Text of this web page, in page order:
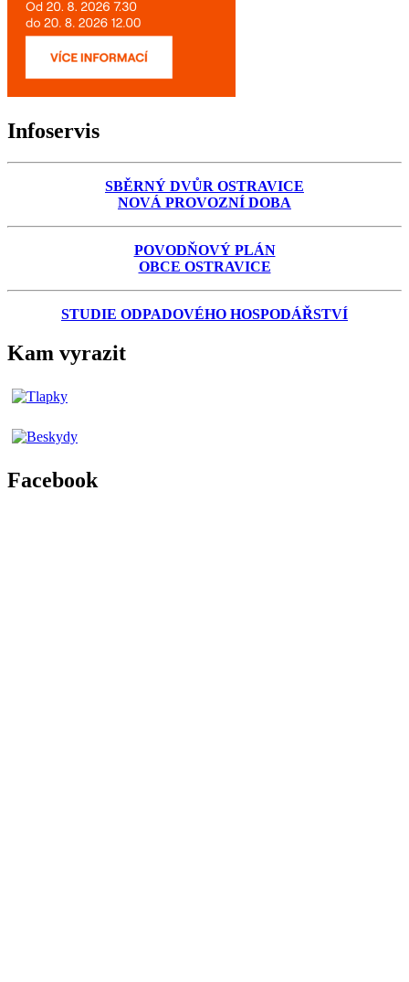
Infoservis
SBĚRNÝ DVŮR OSTRAVICE
NOVÁ PROVOZNÍ DOBA
POVODŇOVÝ PLÁN
OBCE OSTRAVICE
STUDIE ODPADOVÉHO HOSPODÁŘSTVÍ
Kam vyrazit
Facebook